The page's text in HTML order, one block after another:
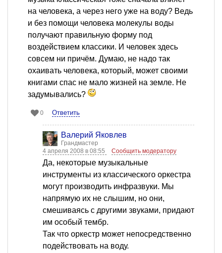
на человека, а через него уже на воду? Ведь
и без помощи человека молекулы воды
получают правильную форму под
воздействием классики. И человек здесь
совсем ни причём. Думаю, не надо так
охаивать человека, который, может своими
книгами спас не мало жизней на земле. Не
задумывались?
0 Ответить
Валерий Яковлев
Грандмастер
4 апреля 2008 в 08:55
Сообщить модератору
Да, некоторые музыкальные
инструменты из классического оркестра
могут производить инфразвуки. Мы
напрямую их не слышим, но они,
смешиваясь с другими звуками, придают
им особый тембр.
Так что оркестр может непосредственно
подействовать на воду.